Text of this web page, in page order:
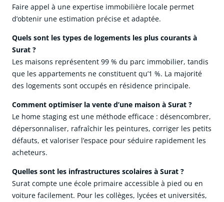
Faire appel à une expertise immobilière locale permet
d’obtenir une estimation précise et adaptée.
Quels sont les types de logements les plus courants à
Surat ?
Les maisons représentent 99 % du parc immobilier, tandis
que les appartements ne constituent qu’1 %. La majorité
des logements sont occupés en résidence principale.
Comment optimiser la vente d’une maison à Surat ?
Le home staging est une méthode efficace : désencombrer,
dépersonnaliser, rafraîchir les peintures, corriger les petits
défauts, et valoriser l’espace pour séduire rapidement les
acheteurs.
Quelles sont les infrastructures scolaires à Surat ?
Surat compte une école primaire accessible à pied ou en
voiture facilement. Pour les collèges, lycées et universités,